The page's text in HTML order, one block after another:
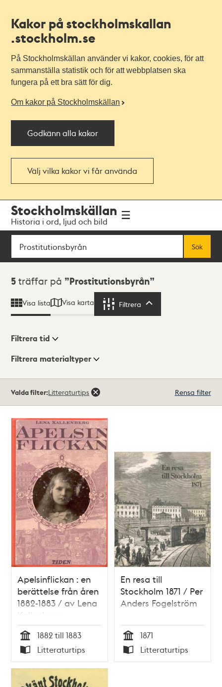
Kakor på stockholmskallan
.stockholm.se
På Stockholmskällan använder vi kakor, cookies, för att
sammanställa statistik och för att webbplatsen ska
fungera på ett bra sätt för dig.
Om kakor på Stockholmskällan
Godkänn alla kakor
Välj vilka kakor vi får använda
navigationen
huvudinnehållet
Stockholmskällan
Historia i ord, ljud och bild
Sök
Sök
Sökresultat
5 träffar på Prostitutionsbyrån
Visa lista Visa karta Filtrera
Visningsläge
Filtrera tid
Filtrera materialtyper
träffar
Valda filter:Litteraturtips Rensa filter
Apelsinflickan : en
berättelse från åren
1882-1883 / av Lena
Kallenberg
Tid
1882 till 1883
Typ
Litteraturtips
En resa till
Stockholm 1871 / Per
Anders Fogelström
Tid
1871
Typ
Litteraturtips